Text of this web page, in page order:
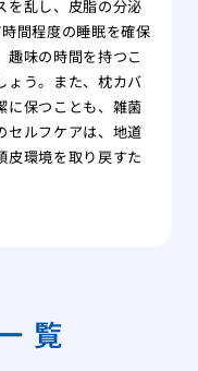
を乱し、皮脂の分泌
間程度の睡眠を確保
趣味の時間を持つこ
ょう。また、枕カバ
に保つことも、雑菌
セルフケアは、地道
皮環境を取り戻すた
覧